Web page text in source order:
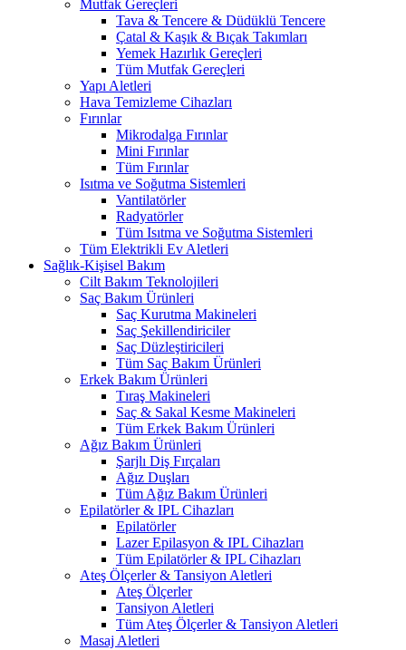
Mutfak Gereçleri
Tava & Tencere & Düdüklü Tencere
Çatal & Kaşık & Bıçak Takımları
Yemek Hazırlık Gereçleri
Tüm Mutfak Gereçleri
Yapı Aletleri
Hava Temizleme Cihazları
Fırınlar
Mikrodalga Fırınlar
Mini Fırınlar
Tüm Fırınlar
Isıtma ve Soğutma Sistemleri
Vantilatörler
Radyatörler
Tüm Isıtma ve Soğutma Sistemleri
Tüm Elektrikli Ev Aletleri
Sağlık-Kişisel Bakım
Cilt Bakım Teknolojileri
Saç Bakım Ürünleri
Saç Kurutma Makineleri
Saç Şekillendiriciler
Saç Düzleştiricileri
Tüm Saç Bakım Ürünleri
Erkek Bakım Ürünleri
Tıraş Makineleri
Saç & Sakal Kesme Makineleri
Tüm Erkek Bakım Ürünleri
Ağız Bakım Ürünleri
Şarjlı Diş Fırçaları
Ağız Duşları
Tüm Ağız Bakım Ürünleri
Epilatörler & IPL Cihazları
Epilatörler
Lazer Epilasyon & IPL Cihazları
Tüm Epilatörler & IPL Cihazları
Ateş Ölçerler & Tansiyon Aletleri
Ateş Ölçerler
Tansiyon Aletleri
Tüm Ateş Ölçerler & Tansiyon Aletleri
Masaj Aletleri